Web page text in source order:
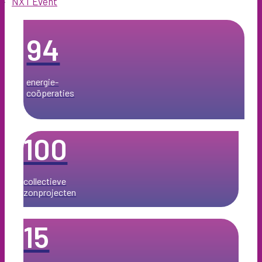
94
energie­-
coöperaties
100
collectieve
zonprojecten
15